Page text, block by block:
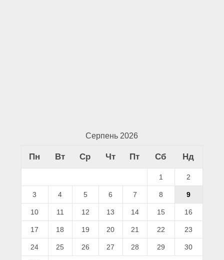
Серпень 2026
Пн Вт Ср Чт Пт Сб Нд
1 2
3 4 5 6 7 8 9
10 11 12 13 14 15 16
17 18 19 20 21 22 23
24 25 26 27 28 29 30